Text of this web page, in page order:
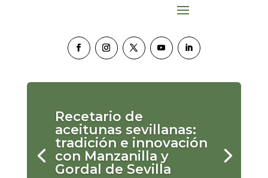
Recetario de
aceitunas sevillanas:
tradición e innovación
con Manzanilla y
Gordal de Sevilla